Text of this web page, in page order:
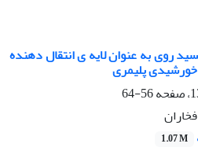
روی به عنوان لایه ی انتقال دهنده
خورشیدی پلیمری
56-64
1.07 M